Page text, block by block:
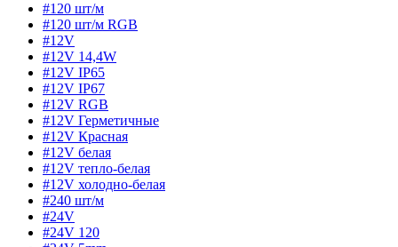
#120 шт/м
#120 шт/м RGB
#12V
#12V 14,4W
#12V IP65
#12V IP67
#12V RGB
#12V Герметичные
#12V Красная
#12V белая
#12V тепло-белая
#12V холодно-белая
#240 шт/м
#24V
#24V 120